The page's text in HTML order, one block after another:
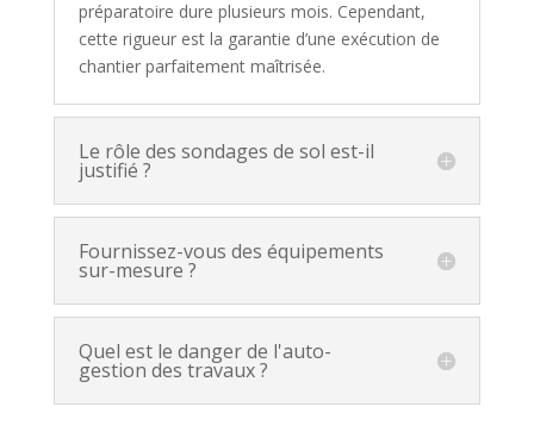
préparatoire dure plusieurs mois. Cependant,
cette rigueur est la garantie d’une exécution de
chantier parfaitement maîtrisée.
Le rôle des sondages de sol est-il
justifié ?
Fournissez-vous des équipements
sur-mesure ?
Quel est le danger de l'auto-
gestion des travaux ?